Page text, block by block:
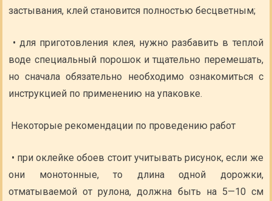
застывания, клей становится полностью бесцветным;
• для приготовления клея, нужно разбавить в теплой
воде специальный порошок и тщательно перемешать,
но сначала обязательно необходимо ознакомиться с
инструкцией по применению на упаковке.
Некоторые рекомендации по проведению работ
• при оклейке обоев стоит учитывать рисунок, если же
они монотонные, то длина одной дорожки,
отматываемой от рулона, должна быть на 5—10 см